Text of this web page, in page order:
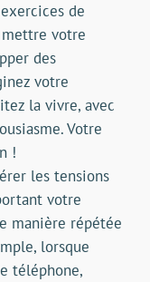
de
votre
des
votre
la vivre, avec
Votre
!
les tensions
votre
manière répétée
lorsque
téléphone,